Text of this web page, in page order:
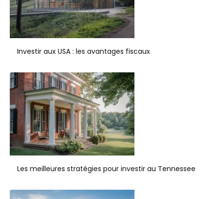
Investir aux USA : les avantages fiscaux
Les meilleures stratégies pour investir au Tennessee